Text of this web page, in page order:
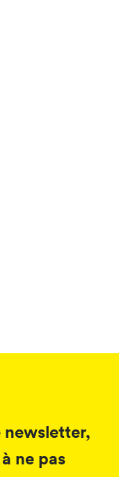
newsletter,
ne pas